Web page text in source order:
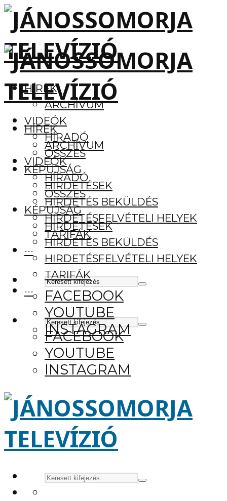
HÍREK
ARCHÍVUM
VIDEÓK
HÍRADÓ
ÖSSZES
KÉPÚJSÁG
HIRDETÉSEK
HIRDETÉS BEKÜLDÉS
HIRDETÉSFELVÉTELI HELYEK
TARIFÁK
···
FACEBOOK
YOUTUBE
INSTAGRAM
HÍREK
ARCHÍVUM
VIDEÓK
HÍRADÓ
ÖSSZES
KÉPÚJSÁG
HIRDETÉSEK
HIRDETÉS BEKÜLDÉS
HIRDETÉSFELVÉTELI HELYEK
TARIFÁK
···
FACEBOOK
YOUTUBE
INSTAGRAM